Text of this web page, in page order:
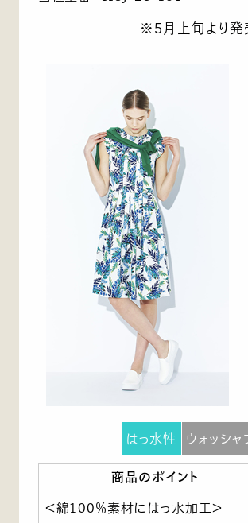
※5月上旬より発
はっ水性 ウォッシャ
商品のポイント
＜綿100％素材にはっ水加工＞